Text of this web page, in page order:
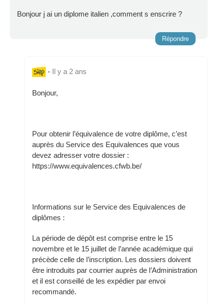
Bonjour j ai un diplome italien ,comment s enscrire ?
Répondre
- Il y a 2 ans
Bonjour,
Pour obtenir l’équivalence de votre diplôme, c’est
auprès du Service des Equivalences que vous
devez adresser votre dossier :
https://www.equivalences.cfwb.be/
Informations sur le Service des Equivalences de
diplômes :
La période de dépôt est comprise entre le 15
novembre et le 15 juillet de l’année académique qui
précède celle de l’inscription. Les dossiers doivent
être introduits par courrier auprès de l’Administration
et il est conseillé de les expédier par envoi
recommandé.